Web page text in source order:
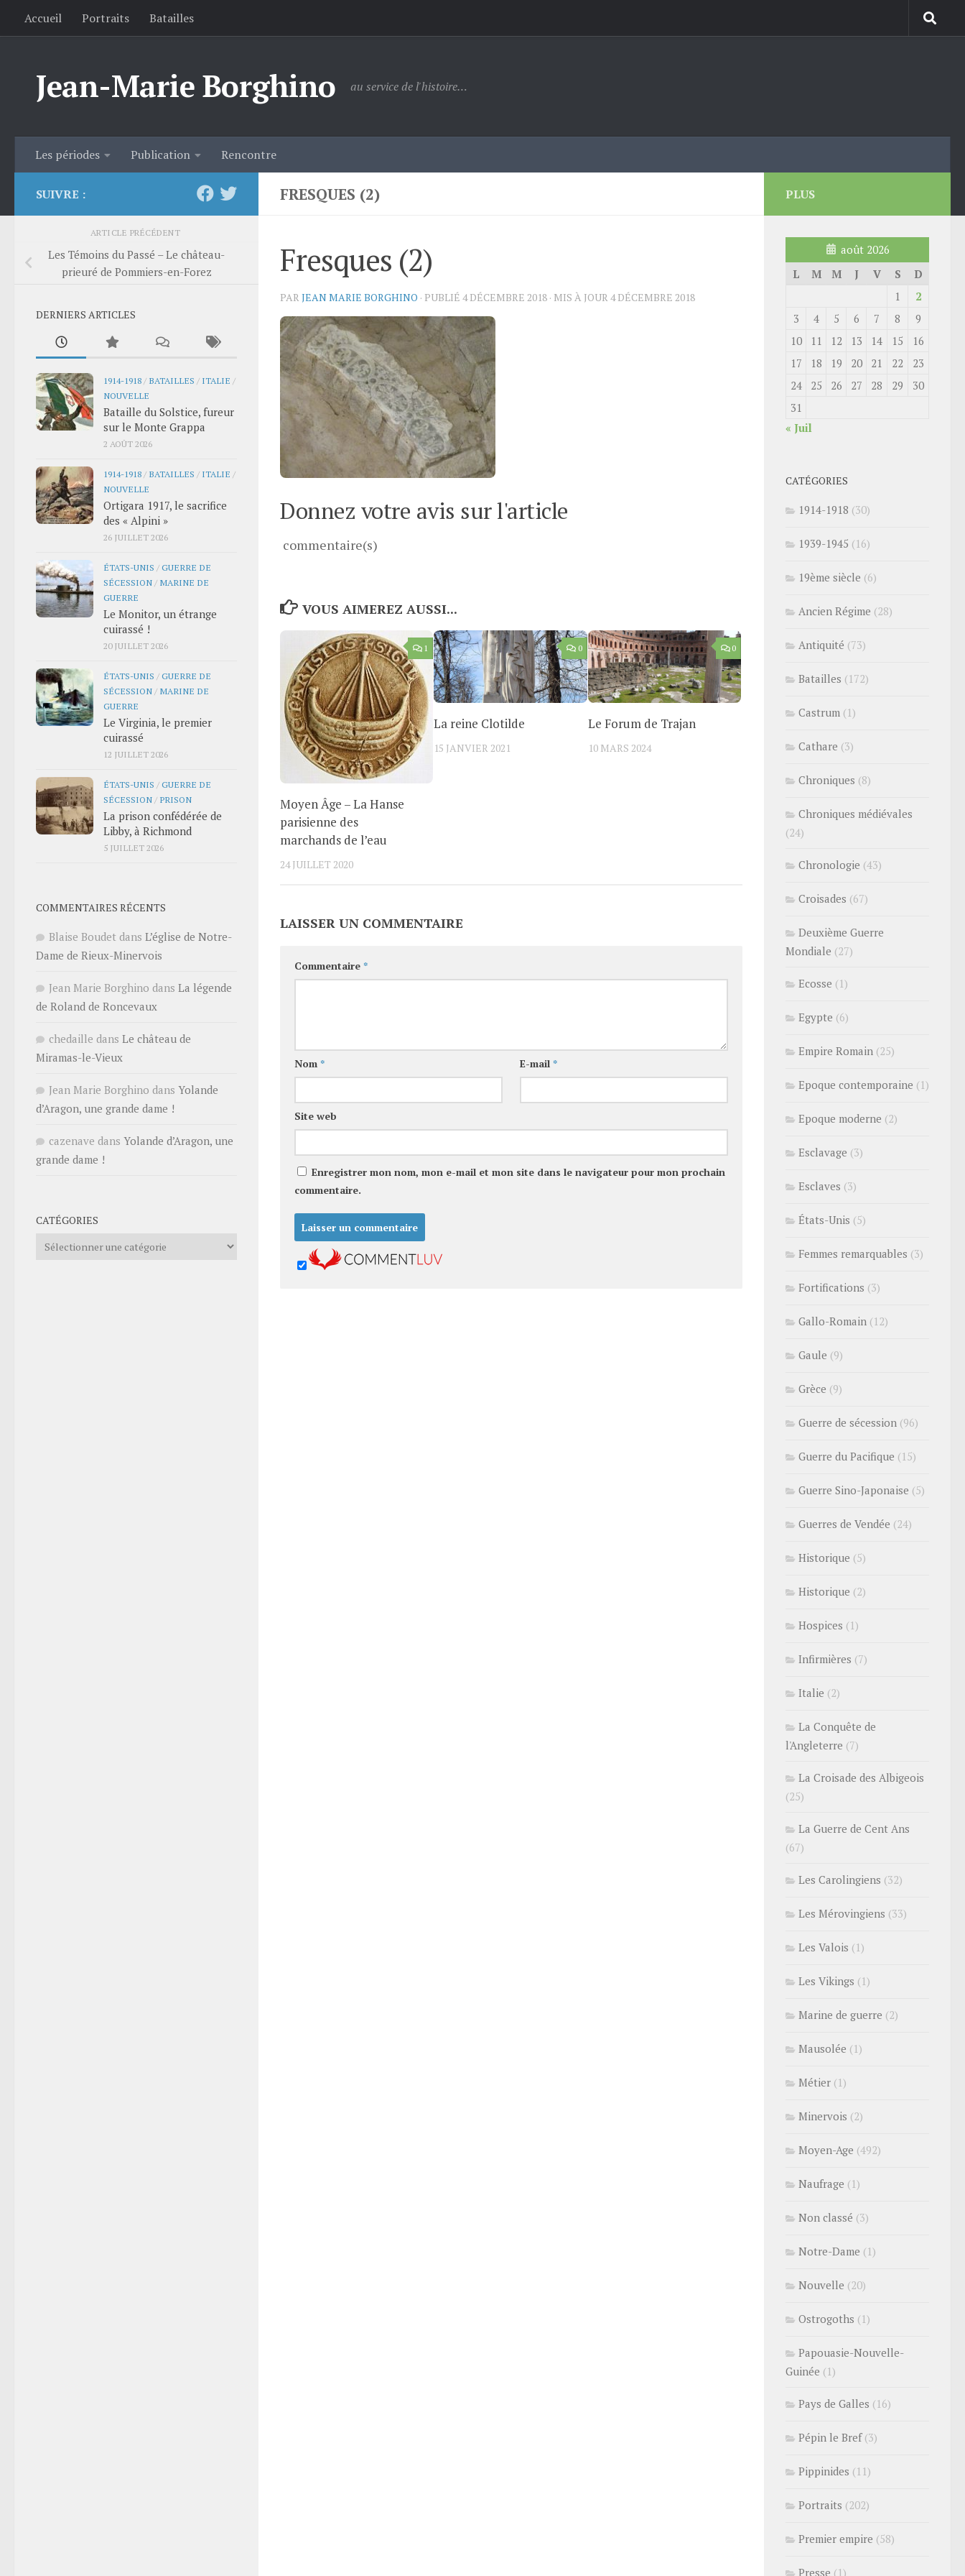
Skip to content
Accueil Portraits Batailles
Jean-Marie Borghino au service de l'histoire…
Les périodes Publication Rencontre
FRESQUES (2)
Fresques (2)
PAR JEAN MARIE BORGHINO · PUBLIÉ 4 DÉCEMBRE 2018 · MIS À JOUR 4 DÉCEMBRE 2018
Donnez votre avis sur l'article
commentaire(s)
VOUS AIMEREZ AUSSI...
1
Moyen Âge – La Hanse
parisienne des
marchands de l’eau
24 JUILLET 2020
0
La reine Clotilde
15 JANVIER 2021
0
Le Forum de Trajan
10 MARS 2024
LAISSER UN COMMENTAIRE
Commentaire *
Nom * E-mail *
Site web
Enregistrer mon nom, mon e-mail et mon site dans le navigateur pour mon prochain
commentaire.
SUIVRE :
ARTICLE PRÉCÉDENT
Les Témoins du Passé – Le château-
prieuré de Pommiers-en-Forez
DERNIERS ARTICLES
1914-1918 / BATAILLES / ITALIE /
NOUVELLE
Bataille du Solstice, fureur
sur le Monte Grappa
2 AOÛT 2026
1914-1918 / BATAILLES / ITALIE /
NOUVELLE
Ortigara 1917, le sacrifice
des « Alpini »
26 JUILLET 2026
ÉTATS-UNIS /GUERRE DE
SÉCESSION / MARINE DE
GUERRE
Le Monitor, un étrange
cuirassé !
20 JUILLET 2026
ÉTATS-UNIS /GUERRE DE
SÉCESSION / MARINE DE
GUERRE
Le Virginia, le premier
cuirassé
12 JUILLET 2026
ÉTATS-UNIS /GUERRE DE
SÉCESSION / PRISON
La prison confédérée de
Libby, à Richmond
5 JUILLET 2026
COMMENTAIRES RÉCENTS
Blaise Boudet dans L’église de Notre-
Dame de Rieux-Minervois
Jean Marie Borghino dans La légende
de Roland de Roncevaux
chedaille dans Le château de
Miramas-le-Vieux
Jean Marie Borghino dans Yolande
d’Aragon, une grande dame !
cazenave dans Yolande d’Aragon, une
grande dame !
CATÉGORIES
Catégories
PLUS
août 2026
L
M M J V S
D
1
2
3
4 5 6 7 8
9
10
11 12 13 14 15
16
17
18 19 20 21 22
23
24
25 26 27 28 29
30
31
« Juil
CATÉGORIES
1914-1918 (30)
1939-1945 (16)
19ème siècle (6)
Ancien Régime (28)
Antiquité (73)
Batailles (172)
Castrum (1)
Cathare (3)
Chroniques (8)
Chroniques médiévales
(24)
Chronologie (43)
Croisades (67)
Deuxième Guerre
Mondiale (27)
Ecosse (1)
Egypte (6)
Empire Romain (25)
Epoque contemporaine (1)
Epoque moderne (2)
Esclavage (3)
Esclaves (3)
États-Unis (5)
Femmes remarquables (3)
Fortifications (3)
Gallo-Romain (12)
Gaule (9)
Grèce (9)
Guerre de sécession (96)
Guerre du Pacifique (15)
Guerre Sino-Japonaise (5)
Guerres de Vendée (24)
Historique (5)
Historique (2)
Hospices (1)
Infirmières (7)
Italie (2)
La Conquête de
l'Angleterre (7)
La Croisade des Albigeois
(25)
La Guerre de Cent Ans
(67)
Les Carolingiens (32)
Les Mérovingiens (33)
Les Valois (1)
Les Vikings (1)
Marine de guerre (2)
Mausolée (1)
Métier (1)
Minervois (2)
Moyen-Age (492)
Naufrage (1)
Non classé (3)
Notre-Dame (1)
Nouvelle (20)
Ostrogoths (1)
Papouasie-Nouvelle-
Guinée (1)
Pays de Galles (16)
Pépin le Bref(3)
Pippinides (11)
Portraits (202)
Premier empire (58)
Presse (1)